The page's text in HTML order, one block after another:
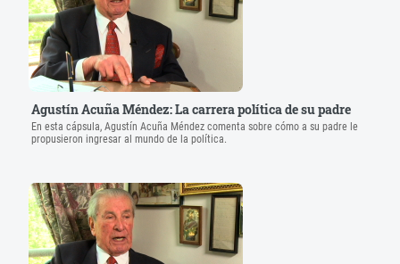
Agustín Acuña Méndez: La carrera política de su padre
En esta cápsula, Agustín Acuña Méndez comenta sobre cómo a su padre le
propusieron ingresar al mundo de la política.